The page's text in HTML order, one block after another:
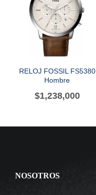
RELOJ FOSSIL FS5380
Hombre
$1,238,000
NOSOTROS